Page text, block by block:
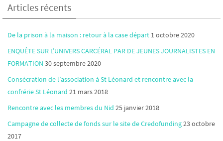
Articles récents
De la prison à la maison : retour à la case départ 1 octobre 2020
ENQUÊTE SUR L’UNIVERS CARCÉRAL PAR DE JEUNES JOURNALISTES EN
FORMATION 30 septembre 2020
Consécration de l’association à St Léonard et rencontre avec la
confrérie St Léonard 21 mars 2018
Rencontre avec les membres du Nid 25 janvier 2018
Campagne de collecte de fonds sur le site de Credofunding23 octobre
2017